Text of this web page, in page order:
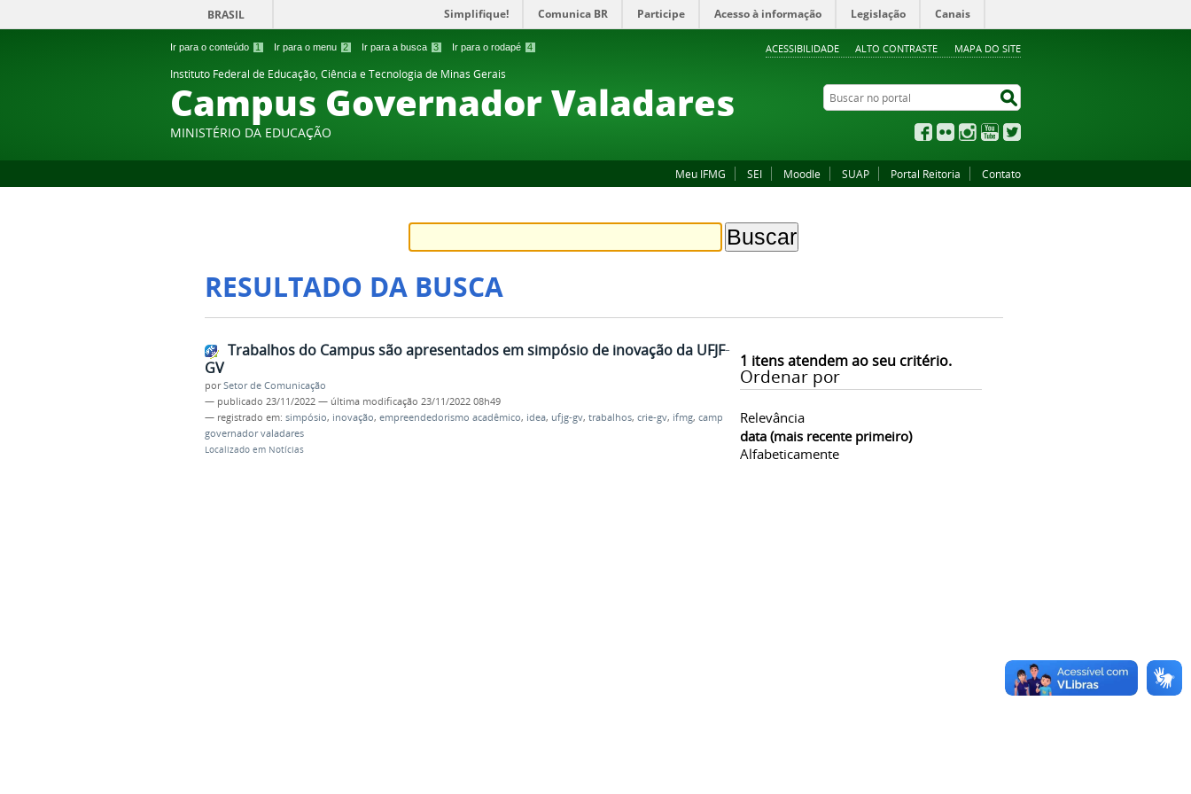
Ir para o conteúdo 1 Ir para o menu 2 Ir para a busca 3 Ir para o rodapé 4 ACESSIBILIDADE ALTO CONTRASTE MAPA DO SITE
BRASIL Simplifique! Comunica BR Participe Acesso à informação Legislação Canais
Instituto Federal de Educação, Ciência e Tecnologia de Minas Gerais
Campus Governador Valadares
MINISTÉRIO DA EDUCAÇÃO
Buscar no portal
Facebook
Flickr InstagramYouTube
Meu IFMG SEI Moodle SUAP Portal Reitoria Contato
RESULTADO DA BUSCA
1 itens atendem ao seu critério.
Ordenar por
Relevância
data (mais recente primeiro)
Alfabeticamente
Trabalhos do Campus são apresentados em simpósio de inovação da UFJF-
GV
porSetor de Comunicação
— publicado 23/11/2022 — última modificação 23/11/2022 08h49
— registrado em: simpósio, inovação, empreendedorismo acadêmico, idea, ufjg-gv, trabalhos, crie-gv, ifmg, campus
governador valadares
Localizado em Notícias